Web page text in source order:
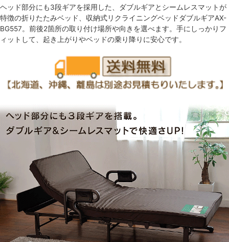
ヘッド部分にも3段ギアを採用した、ダブルギアとシームレスマットが
特徴の折りたたみベッド、収納式リクライニングベッドダブルギアAX-
BG557。前後2箇所の取り付け場所や向きを選べます。手にしっかりフ
ィットして、起き上がりやベッドの乗り降りに安心です。